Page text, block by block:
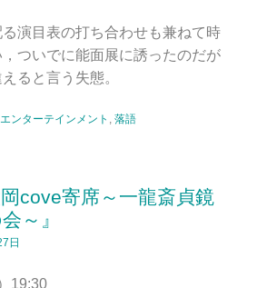
演目表の打ち合わせも兼ねて時
ついでに能面展に誘ったのだが
ると言う失態。
ンターテインメント , 落語
cove寄席～一龍斎貞鏡
～』
日
19:30